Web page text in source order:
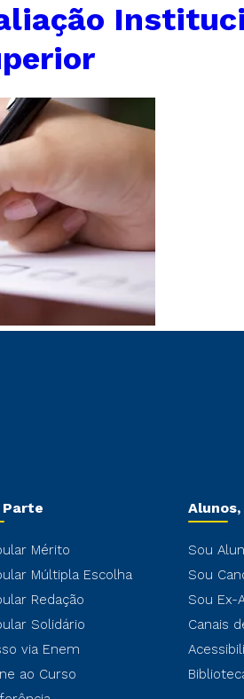
Parte
Mérito
Múltipla Escolha
Redação
Solidário
via Enem
ao Curso
Sou
Sou
Sou Ex-
Canais